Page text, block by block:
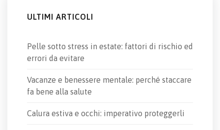
ULTIMI ARTICOLI
Pelle sotto stress in estate: fattori di rischio ed
errori da evitare
Vacanze e benessere mentale: perché staccare
fa bene alla salute
Calura estiva e occhi: imperativo proteggerli